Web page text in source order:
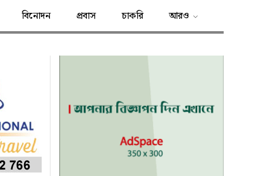
বিনোদন প্রবাস চাকরি আরও